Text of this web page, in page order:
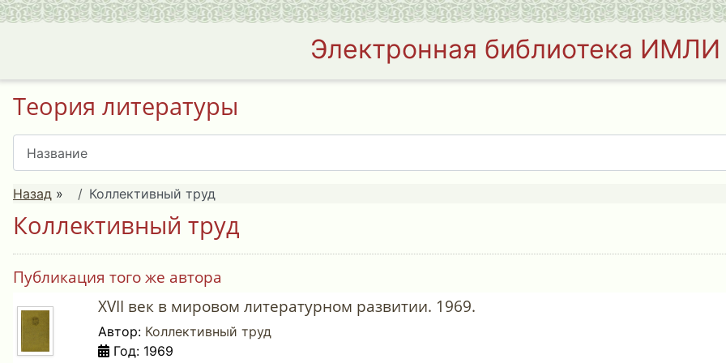
Электронная библиотека
Теория литературы
Назад » Коллективный труд
Коллективный труд
Публикация того же автора
XVII век в мировом литературном развитии. 1969.
Автор: Коллективный труд
Год: 1969